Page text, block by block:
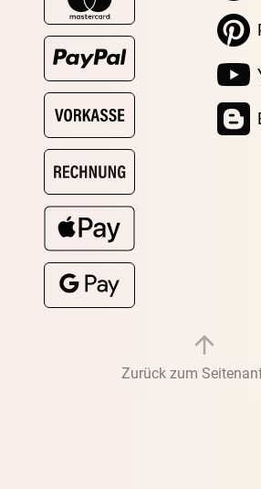
Zurück zum